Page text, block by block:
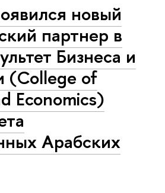
новый
партнер в
Бизнеса и
(College of
Economics)
Арабских